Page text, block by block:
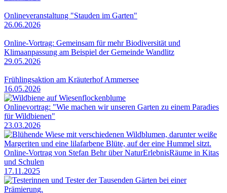
Onlineveranstaltung "Stauden im Garten"
26.06.2026
Online-Vortrag: Gemeinsam für mehr Biodiversität und
Klimaanpassung am Beispiel der Gemeinde Wandlitz
29.05.2026
Frühlingsaktion am Kräuterhof Ammersee
16.05.2026
Onlinevortrag: "Wie machen wir unseren Garten zu einem Paradies
für Wildbienen"
23.03.2026
Online-Vortrag von Stefan Behr über NaturErlebnisRäume in Kitas
und Schulen
17.11.2025